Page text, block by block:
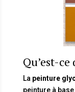
Qu’est-
La peinture
peinture à